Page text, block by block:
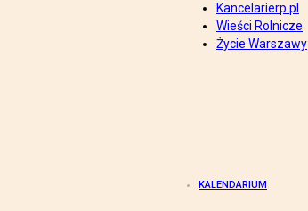
Kancelarierp.pl
Wieści Rolnicze
Życie Warszawy
KALENDARIUM